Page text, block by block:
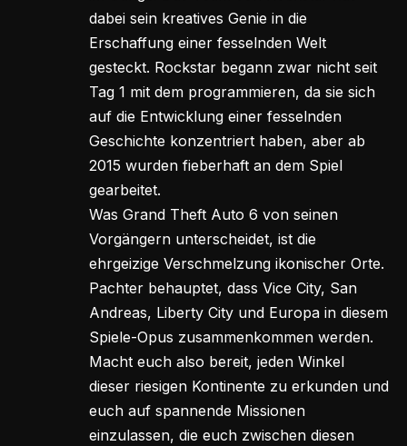
dabei sein kreatives Genie in die
Erschaffung einer fesselnden Welt
gesteckt. Rockstar begann zwar nicht seit
Tag 1 mit dem programmieren, da sie sich
auf die Entwicklung einer fesselnden
Geschichte konzentriert haben, aber ab
2015 wurden fieberhaft an dem Spiel
gearbeitet.
Was Grand Theft Auto 6 von seinen
Vorgängern unterscheidet, ist die
ehrgeizige Verschmelzung ikonischer Orte.
Pachter behauptet, dass Vice City, San
Andreas, Liberty City und Europa in diesem
Spiele-Opus zusammenkommen werden.
Macht euch also bereit, jeden Winkel
dieser riesigen Kontinente zu erkunden und
euch auf spannende Missionen
einzulassen, die euch zwischen diesen